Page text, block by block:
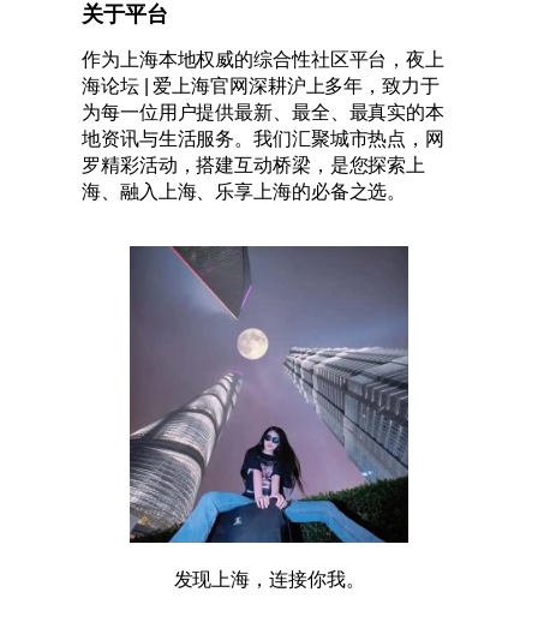
关于平台
作为上海本地权威的综合性社区平台，夜上
海论坛 | 爱上海官网深耕沪上多年，致力于
为每一位用户提供最新、最全、最真实的本
地资讯与生活服务。我们汇聚城市热点，网
罗精彩活动，搭建互动桥梁，是您探索上
海、融入上海、乐享上海的必备之选。
发现上海，连接你我。